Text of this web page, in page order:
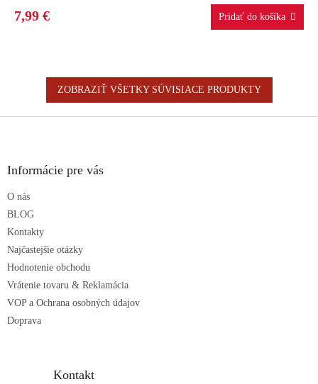
7,99 €
ZOBRAZIŤ VŠETKY SÚVISIACE PRODUKTY
Informácie pre vás
O nás
BLOG
Kontakty
Najčastejšie otázky
Hodnotenie obchodu
Vrátenie tovaru & Reklamácia
VOP a Ochrana osobných údajov
Doprava
Kontakt